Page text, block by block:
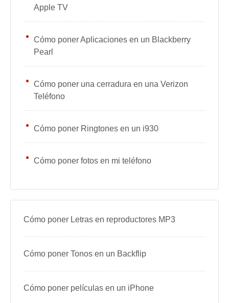
Apple TV
Cómo poner Aplicaciones en un Blackberry
Pearl
Cómo poner una cerradura en una Verizon
Teléfono
Cómo poner Ringtones en un i930
Cómo poner fotos en mi teléfono
Cómo poner Letras en reproductores MP3
Cómo poner Tonos en un Backflip
Cómo poner películas en un iPhone